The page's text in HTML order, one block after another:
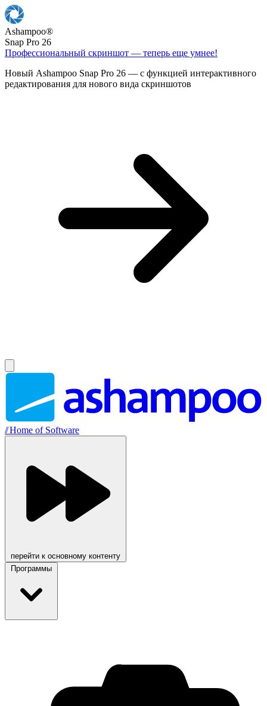
Ashampoo®
Snap Pro 26
Профессиональный скриншот — теперь еще умнее!
Новый Ashampoo Snap Pro 26 — с функцией интерактивного
редактирования для нового вида скриншотов
//Home of Software
перейти к основному контенту
Программы